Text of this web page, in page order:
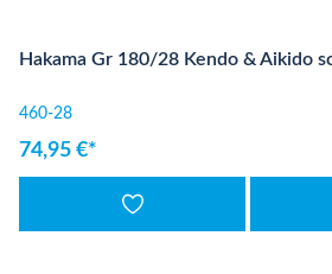
Hakama Gr 180/28 Kendo & Aikido
460-28
74,95 €*